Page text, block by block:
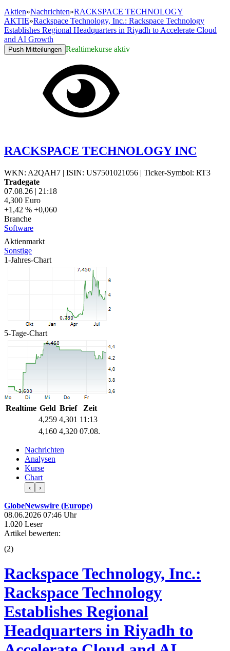
Aktien»Nachrichten»RACKSPACE TECHNOLOGY
AKTIE»Rackspace Technology, Inc.: Rackspace Technology
Establishes Regional Headquarters in Riyadh to Accelerate Cloud
and AI Growth
Push Mitteilungen Realtimekurse aktiv
RACKSPACE TECHNOLOGY INC
WKN: A2QAH7 | ISIN: US7501021056 | Ticker-Symbol: RT3
Tradegate
07.08.26 | 21:18
4,300 Euro
+1,42 % +0,060
Branche
Software
Aktienmarkt
Sonstige
1-Jahres-Chart
5-Tage-Chart
Realtime Geld Brief
Zeit
4,259 4,301 11:13
4,160 4,320 07.08.
Nachrichten
Analysen
Kurse
Chart
‹ ›
GlobeNewswire (Europe)
08.06.2026 07:46 Uhr
1.020 Leser
Artikel bewerten:
(2)
Rackspace Technology, Inc.:
Rackspace Technology
Establishes Regional
Headquarters in Riyadh to